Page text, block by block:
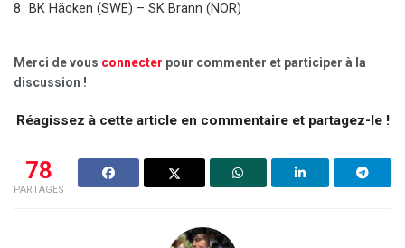
8 : BK Häcken (SWE) – SK Brann (NOR)
Merci de vous connecter pour commenter et participer à la
discussion !
Réagissez à cette article en commentaire et partagez-le !
78
PARTAGES